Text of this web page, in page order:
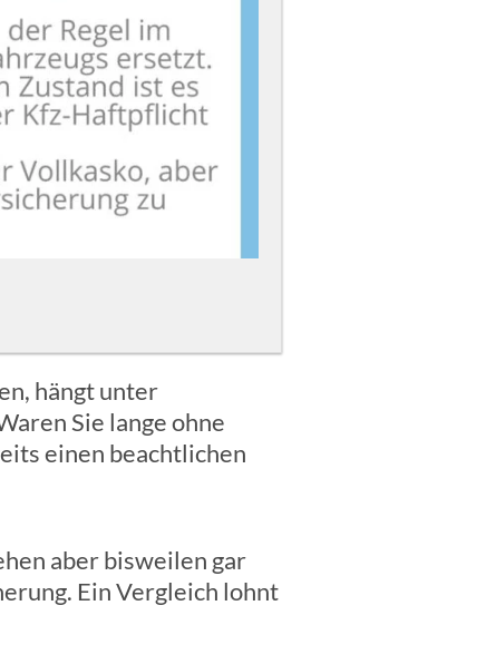
hängt unter
Sie lange ohne
einen beachtlichen
aber bisweilen gar
Ein Vergleich lohnt